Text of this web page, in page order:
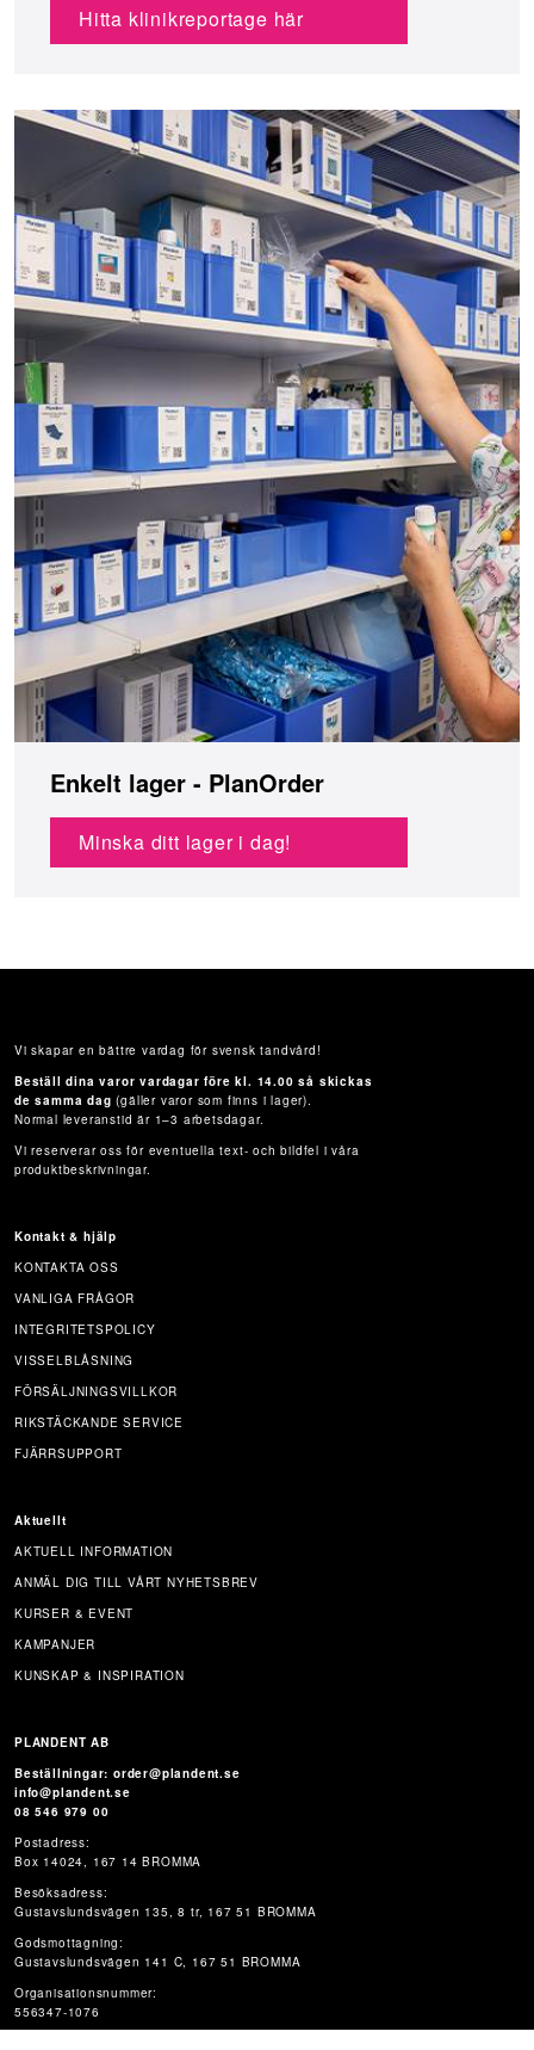
Hitta klinikreportage här
Enkelt lager - PlanOrder
Minska ditt lager i dag!
Vi skapar en bättre vardag för svensk tandvård!
Beställ dina varor vardagar före kl. 14.00 så skickas
de samma dag(gäller varor som finns i lager).
Normal leveranstid är 1–3 arbetsdagar.
Vi reserverar oss för eventuella text- och bildfel i våra
produktbeskrivningar.
Kontakt & hjälp
KONTAKTA OSS
VANLIGA FRÅGOR
INTEGRITETSPOLICY
VISSELBLÅSNING
FÖRSÄLJNINGSVILLKOR
RIKSTÄCKANDE SERVICE
FJÄRRSUPPORT
Aktuellt
AKTUELL INFORMATION
ANMÄL DIG TILL VÅRT NYHETSBREV
KURSER & EVENT
KAMPANJER
KUNSKAP & INSPIRATION
PLANDENT AB
Beställningar: order@plandent.se
info@plandent.se
08 546 979 00
Postadress:
Box 14024, 167 14 BROMMA
Besöksadress:
Gustavslundsvägen 135, 8 tr, 167 51 BROMMA
Godsmottagning:
Gustavslundsvägen 141 C, 167 51 BROMMA
Organisationsnummer:
556347-1076